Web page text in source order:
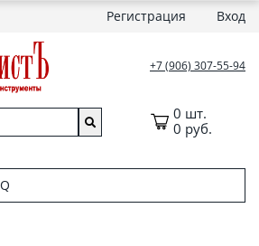
Регистрация Вход
+7 (906) 307-55-94
0 шт.
0 руб.